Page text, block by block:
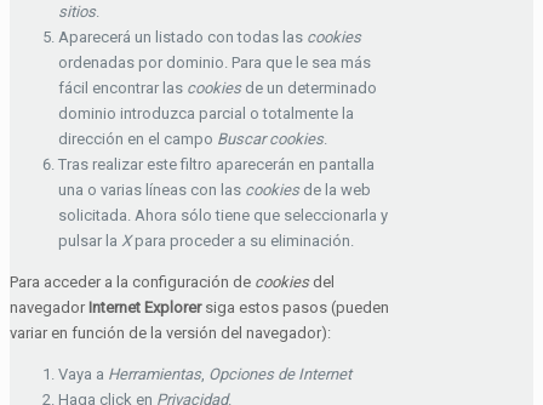
sitios.
Aparecerá un listado con todas las cookies
ordenadas por dominio. Para que le sea más
fácil encontrar las cookiesde un determinado
dominio introduzca parcial o totalmente la
dirección en el campo Buscar cookies.
Tras realizar este filtro aparecerán en pantalla
una o varias líneas con las cookiesde la web
solicitada. Ahora sólo tiene que seleccionarla y
pulsar la Xpara proceder a su eliminación.
Para acceder a la configuración de cookiesdel
navegador Internet Explorersiga estos pasos (pueden
variar en función de la versión del navegador):
Vaya a Herramientas, Opciones de Internet
Haga click en Privacidad.